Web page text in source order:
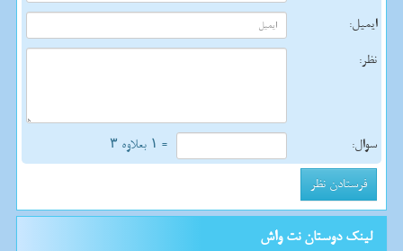
ایمیل:
نظر:
سوال: = ۱ بعلاوه ۳
لینک دوستان نت واش